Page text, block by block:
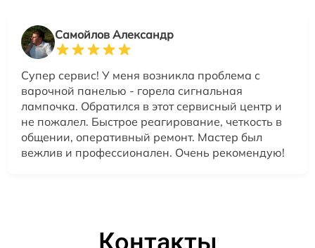
Самойлов Александр
Супер сервис! У меня возникла проблема с
варочной панелью - горела сигнальная
лампочка. Обратился в этот сервисный центр и
не пожалел. Быстрое реагирование, четкость в
общении, оперативный ремонт. Мастер был
вежлив и профессионален. Очень рекомендую!
Контакты